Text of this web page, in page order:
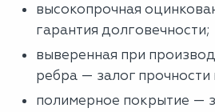
высокопрочная
гарантия долговечности;
выверенная при
ребра — залог прочности
полимерное покрытие —